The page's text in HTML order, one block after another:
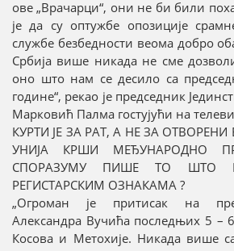
ове „Врачарци“, они не би били
је да су оптужбе опозиције
службе безбедности веома добро
Србија више никада не сме
оно што нам се десило са
године“, рекао је председник
Марковић Палма гостујући на
КУРТИ ЈЕ ЗА РАТ, А НЕ ЗА
УНИЈА КРШИ МЕЂУНАРОДНО
СПОРАЗУМУ ПИШЕ ТО ШТО
РЕГИСТАРСКИМ ОЗНАКАМА ?
„Огроман је притисак на
Александра Вучића последњих 5 –
Косова и Метохије. Никада више